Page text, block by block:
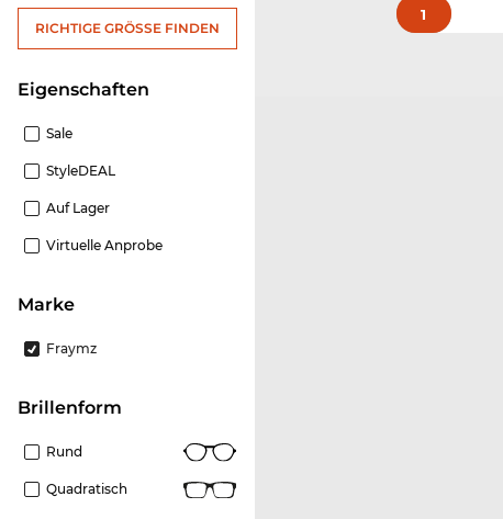
RICHTIGE GRÖSSE FINDEN
Eigenschaften
Sale
StyleDEAL
Auf Lager
Virtuelle Anprobe
Marke
Fraymz
Brillenform
Rund
Quadratisch
1